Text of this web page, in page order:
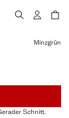
Minzgrün
Schnitt.